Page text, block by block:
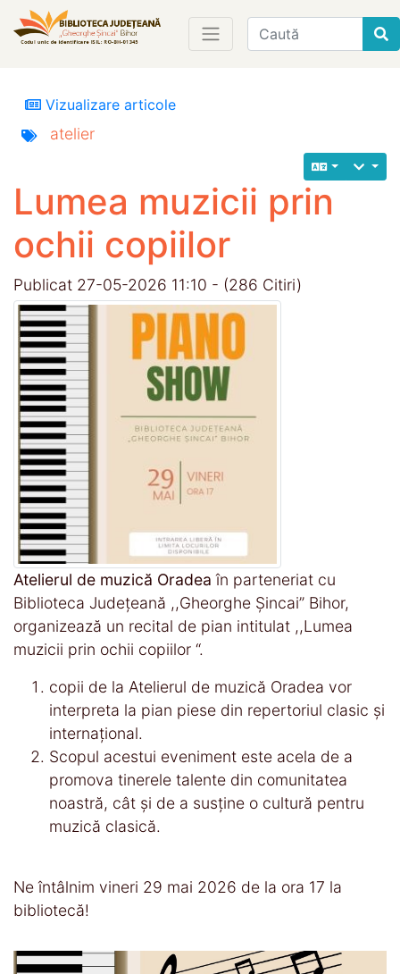
Find
Vizualizare articole
atelier
Lumea muzicii prin
ochii copiilor
Publicat 27-05-2026 11:10 - (286 Citiri)
Atelierul de muzică Oradea în parteneriat cu
Biblioteca Județeană ,,Gheorghe Șincai” Bihor,
organizează un recital de pian intitulat ,,Lumea
muzicii prin ochii copiilor “.
copii de la Atelierul de muzică Oradea vor
interpreta la pian piese din repertoriul clasic și
internațional.
Scopul acestui eveniment este acela de a
promova tinerele talente din comunitatea
noastră, cât și de a susține o cultură pentru
muzică clasică.
Ne întâlnim vineri 29 mai 2026 de la ora 17 la
bibliotecă!